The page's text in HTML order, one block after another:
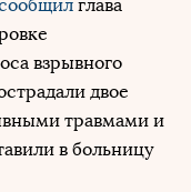
глава
взрывного
двое
травмами и
в больницу